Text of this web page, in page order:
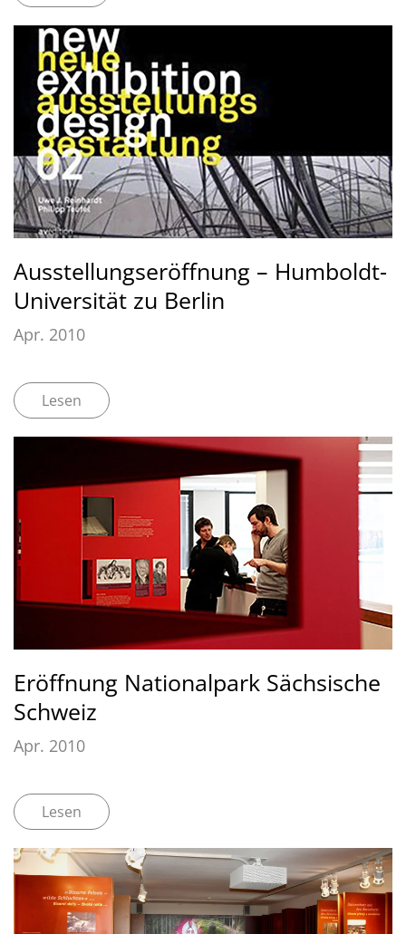
Ausstellungseröffnung – Humboldt-
Universität zu Berlin
Apr. 2010
Lesen
Eröffnung Nationalpark Sächsische
Schweiz
Apr. 2010
Lesen